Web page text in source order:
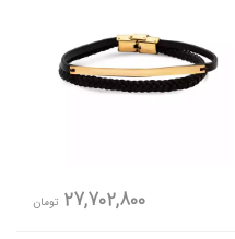
27,702,800 تومان